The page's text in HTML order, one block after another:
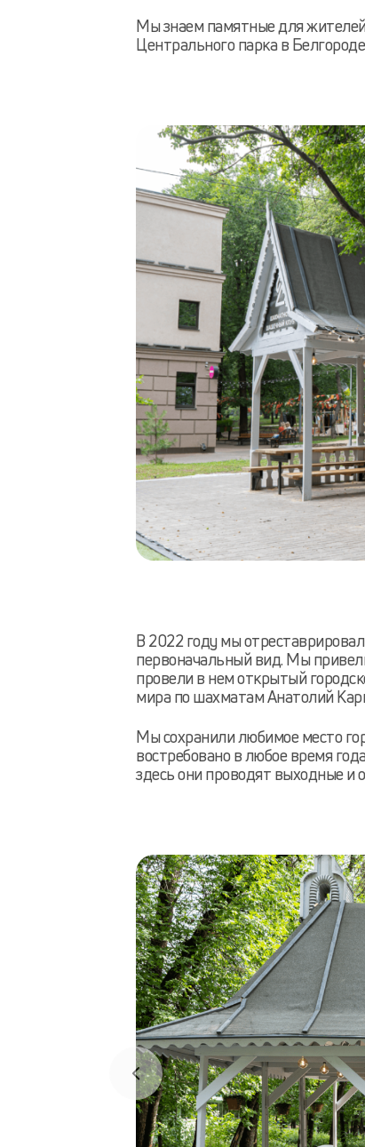
Мы знаем памятные для
Центрального парка в
В 2022 году мы
первоначальный вид. Мы
провели в нем открытый
мира по шахматам Анатолий
Мы сохранили любимое место
востребовано в любое время
здесь они проводят выходные